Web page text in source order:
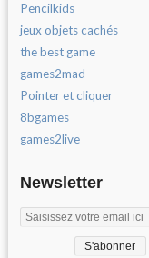
Pencilkids
jeux objets cachés
the best game
games2mad
Pointer et cliquer
8bgames
games2live
Newsletter